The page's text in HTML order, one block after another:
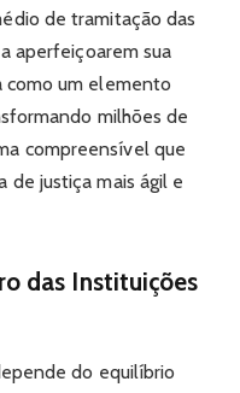
de tramitação das
aperfeiçoarem sua
como um elemento
milhões de
compreensível que
de justiça mais ágil e
das Instituições
do equilíbrio